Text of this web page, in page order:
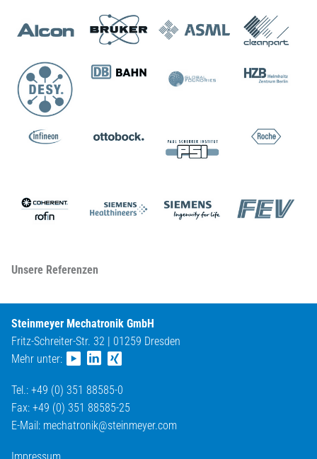
Unsere Referenzen
Steinmeyer Mechatronik GmbH
Fritz-Schreiter-Str. 32 | 01259 Dresden
Mehr unter:
Tel.: +49 (0) 351 88585-0
Fax: +49 (0) 351 88585-25
E-Mail: mechatronik@steinmeyer.com